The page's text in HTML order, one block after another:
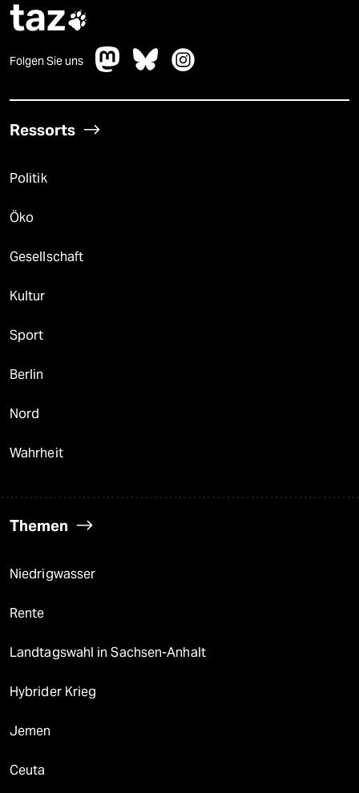
taz
Folgen Sie uns
Ressorts
Politik
Öko
Gesellschaft
Kultur
Sport
Berlin
Nord
Wahrheit
Themen
Niedrigwasser
Rente
Landtagswahl in Sachsen-Anhalt
Hybrider Krieg
Jemen
Ceuta